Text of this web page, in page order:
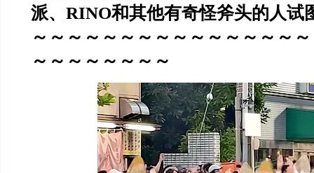
派、RINO和其他有奇怪斧头的人试
～～～～～～～～～～～～～～～
～～～～～～～～